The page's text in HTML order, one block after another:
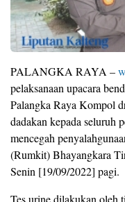
PALANGKA RAYA –
pelaksanaan upacara
Palangka Raya Kompol
dadakan kepada seluruh
mencegah
(Rumkit) Bhayangkara
Senin [19/09/2022] pagi.
Tes urine dilakukan oleh